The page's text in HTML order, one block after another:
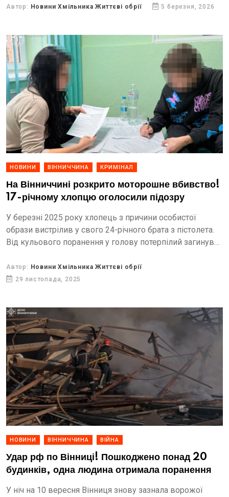
прикордонної служби та Державної спеціальної
Автор: Новини Хмільника Життєві обрії 5 березня, 2026
НОВИНИ ВІННИЧЧИНА КРИМІНАЛ
На Вінниччині розкрито моторошне вбивство!
17-річному хлопцю оголосили підозру
У березні 2025 року хлопець з причини особистої
образи вистрілив у свого 24-річного брата з пістолета.
Від кульового поранення у голову потерпілий загинув
Автор: Новини Хмільника Життєві обрії
29 листопада, 2025
НОВИНИ ВІННИЧЧИНА ВІЙНА
Удар рф по Вінниці! Пошкоджено понад 20
будинків, одна людина отримала поранення
У ніч на 10 вересня Вінниця знову зазнала ворожої